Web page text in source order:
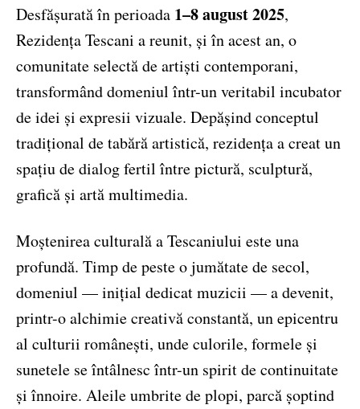
Desfășurată în perioada 1–8 august 2025,
Rezidența Tescani a reunit, și în acest an, o
comunitate selectă de artiști contemporani,
transformând domeniul într-un veritabil incubator
de idei și expresii vizuale. Depășind conceptul
tradițional de tabără artistică, rezidența a creat un
spațiu de dialog fertil între pictură, sculptură,
grafică și artă multimedia.
Moștenirea culturală a Tescaniului este una
profundă. Timp de peste o jumătate de secol,
domeniul — inițial dedicat muzicii — a devenit,
printr-o alchimie creativă constantă, un epicentru
al culturii românești, unde culorile, formele și
sunetele se întâlnesc într-un spirit de continuitate
și înnoire. Aleile umbrite de plopi, parcă șoptind